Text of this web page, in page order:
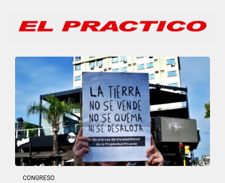
CONGRESO